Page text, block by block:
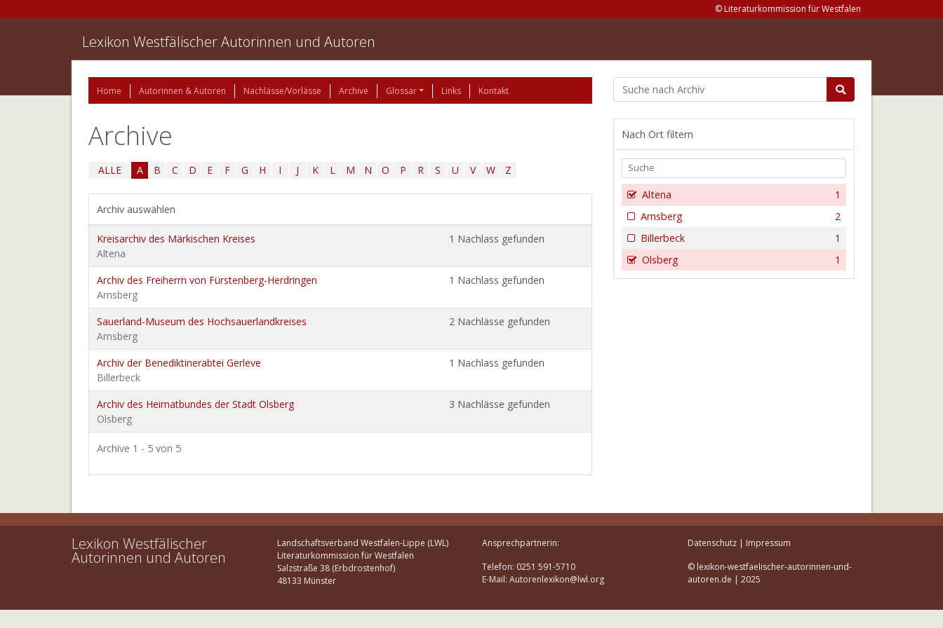
© Literaturkommission für Westfalen
Lexikon Westfälischer Autorinnen und Autoren
Home Autorinnen & Autoren Nachlässe/Vorlässe Archive Glossar Links Kontakt
Archive
ALLE A B C D E F G H I J K L M N O P R S U V W Z
Archiv auswählen
Kreisarchiv des Märkischen Kreises
Altena
1 Nachlass gefunden
Archiv des Freiherrn von Fürstenberg-Herdringen
Arnsberg
1 Nachlass gefunden
Sauerland-Museum des Hochsauerlandkreises
Arnsberg
2 Nachlässe gefunden
Archiv der Benediktinerabtei Gerleve
Billerbeck
1 Nachlass gefunden
Archiv des Heimatbundes der Stadt Olsberg
Olsberg
3 Nachlässe gefunden
Archive 1 - 5 von 5
Nach Ort filtern
1
Altena
2
Arnsberg
1
Billerbeck
1
Olsberg
Lexikon Westfälischer
Autorinnen und Autoren
Landschaftsverband Westfalen-Lippe (LWL)
Literaturkommission für Westfalen
Salzstraße 38 (Erbdrostenhof)
48133 Münster
Ansprechpartnerin:
Telefon: 0251 591-5710
E-Mail: Autorenlexikon@lwl.org
Datenschutz| Impressum
© lexikon-westfaelischer-autorinnen-und-
autoren.de | 2025